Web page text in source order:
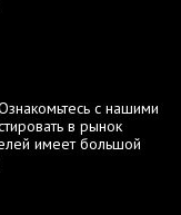
с нашими
в рынок
имеет большой